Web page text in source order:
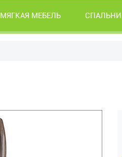
МЯГКАЯ МЕБЕЛЬ СПАЛЬНИ